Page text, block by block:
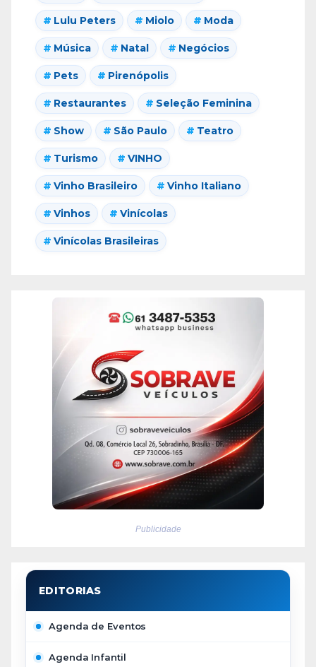
Lulu Peters Miolo Moda
Música Natal Negócios
Pets Pirenópolis
Restaurantes Seleção Feminina
Show São Paulo Teatro
Turismo VINHO
Vinho Brasileiro Vinho Italiano
Vinhos Vinícolas
Vinícolas Brasileiras
Publicidade
Agenda de Eventos
Agenda Infantil